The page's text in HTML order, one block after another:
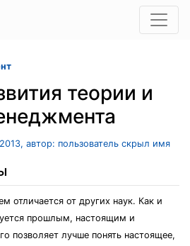
теории и
автор: пользователь скрыл имя
отличается от других наук. Как и
прошлым, настоящим и
позволяет лучше понять настоящее,